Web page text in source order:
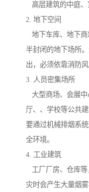
高层建筑的中庭、
2. 地下空间
地下车库、地下商
半封闭的地下场所
出，必须依靠消防
3. 人员密集场所
大型商场、会展中
厅、、学校等公共
要通过机械排烟系
全环境。
4. 工业建筑
工厂厂房、仓库等
灾时会产生大量烟